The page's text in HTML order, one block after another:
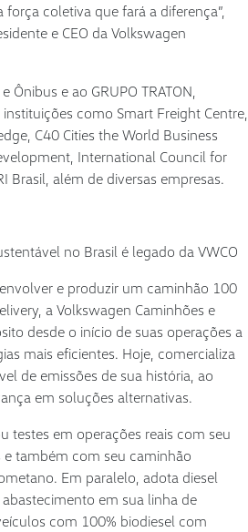
coletiva que fará a diferença”,
e CEO da Volkswagen
Ônibus e ao GRUPO TRATON,
como Smart Freight Centre,
C40 Cities the World Business
International Council for
Brasil, além de diversas empresas.
no Brasil é legado da VWCO
e produzir um caminhão 100
a Volkswagen Caminhões e
desde o início de suas operações a
mais eficientes. Hoje, comercializa
de emissões de sua história, ao
em soluções alternativas.
testes em operações reais com seu
e também com seu caminhão
Em paralelo, adota diesel
em sua linha de
com 100% biodiesel com